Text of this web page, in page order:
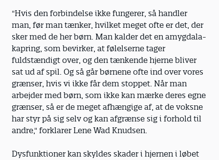
"Hvis den forbindelse ikke fungerer, så handler
man, før man tænker, hvilket meget ofte er det, der
sker med de her børn. Man kalder det en amygdala-
kapring, som bevirker, at følelserne tager
fuldstændigt over, og den tænkende hjerne bliver
sat ud af spil. Og så går børnene ofte ind over vores
grænser, hvis vi ikke får dem stoppet. Når man
arbejder med børn, som ikke kan mærke deres egne
grænser, så er de meget afhængige af, at de voksne
har styr på sig selv og kan afgrænse sig i forhold til
andre," forklarer Lene Wad Knudsen.
Dysfunktioner kan skyldes skader i hjernen i løbet